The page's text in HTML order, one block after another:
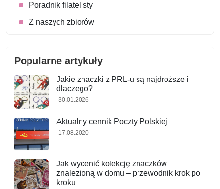
Poradnik filatelisty
Z naszych zbiorów
Popularne artykuły
Jakie znaczki z PRL-u są najdroższe i
dlaczego?
30.01.2026
Aktualny cennik Poczty Polskiej
17.08.2020
Jak wycenić kolekcję znaczków
znalezioną w domu – przewodnik krok po
kroku